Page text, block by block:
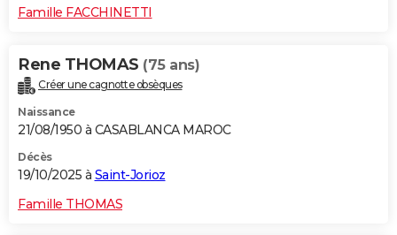
Famille FACCHINETTI
Rene THOMAS (75 ans)
Créer une cagnotte obsèques
Naissance
21/08/1950 à CASABLANCA MAROC
Décès
19/10/2025 à Saint-Jorioz
Famille THOMAS